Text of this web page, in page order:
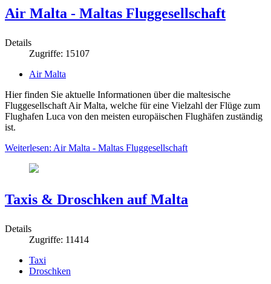
Air Malta - Maltas Fluggesellschaft
Details
Zugriffe: 15107
Air Malta
Hier finden Sie aktuelle Informationen über die maltesische
Fluggesellschaft Air Malta, welche für eine Vielzahl der Flüge zum
Flughafen Luca von den meisten europäischen Flughäfen zuständig
ist.
Weiterlesen: Air Malta - Maltas Fluggesellschaft
Taxis & Droschken auf Malta
Details
Zugriffe: 11414
Taxi
Droschken